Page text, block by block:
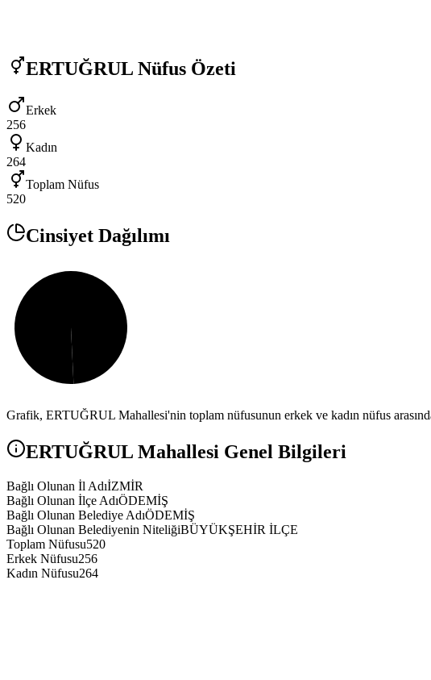
ERTUĞRUL Nüfus Özeti
Erkek
256
Kadın
264
Toplam Nüfus
520
Cinsiyet Dağılımı
Grafik, ERTUĞRUL Mahallesi'nin toplam nüfusunun erkek ve kadın nüfus
ERTUĞRUL Mahallesi Genel Bilgileri
Bağlı Olunan İl AdıİZMİR
Bağlı Olunan İlçe AdıÖDEMİŞ
Bağlı Olunan Belediye AdıÖDEMİŞ
Bağlı Olunan Belediyenin NiteliğiBÜYÜKŞEHİR İLÇE
Toplam Nüfusu520
Erkek Nüfusu256
Kadın Nüfusu264